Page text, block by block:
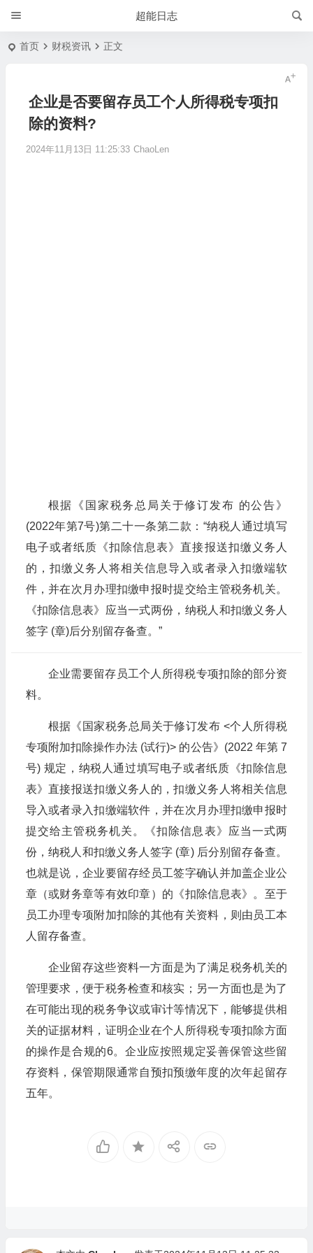
超能日志
首页 财税资讯 正文
企业是否要留存员工个人所得税专项扣
除的资料?
2024年11月13日 11:25:33 ChaoLen
根据《国家税务总局关于修订发布 的公告》
(2022年第7号)第二十一条第二款：“纳税人通过填写
电子或者纸质《扣除信息表》直接报送扣缴义务人
的，扣缴义务人将相关信息导入或者录入扣缴端软
件，并在次月办理扣缴申报时提交给主管税务机关。
《扣除信息表》应当一式两份，纳税人和扣缴义务人
签字 (章)后分别留存备查。”
企业需要留存员工个人所得税专项扣除的部分资
料。
根据《国家税务总局关于修订发布 <个人所得税
专项附加扣除操作办法 (试行)> 的公告》(2022 年第 7
号) 规定，纳税人通过填写电子或者纸质《扣除信息
表》直接报送扣缴义务人的，扣缴义务人将相关信息
导入或者录入扣缴端软件，并在次月办理扣缴申报时
提交给主管税务机关。《扣除信息表》应当一式两
份，纳税人和扣缴义务人签字 (章) 后分别留存备查。
也就是说，企业要留存经员工签字确认并加盖企业公
章（或财务章等有效印章）的《扣除信息表》。至于
员工办理专项附加扣除的其他有关资料，则由员工本
人留存备查。
企业留存这些资料一方面是为了满足税务机关的
管理要求，便于税务检查和核实；另一方面也是为了
在可能出现的税务争议或审计等情况下，能够提供相
关的证据材料，证明企业在个人所得税专项扣除方面
的操作是合规的6。企业应按照规定妥善保管这些留
存资料，保管期限通常自预扣预缴年度的次年起留存
五年。